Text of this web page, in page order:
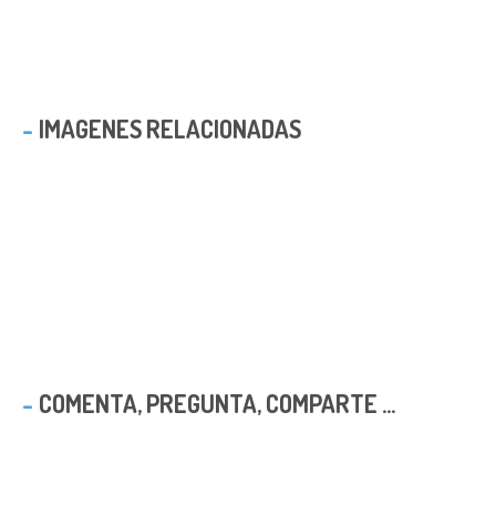
IMAGENES RELACIONADAS
COMENTA, PREGUNTA, COMPARTE ...